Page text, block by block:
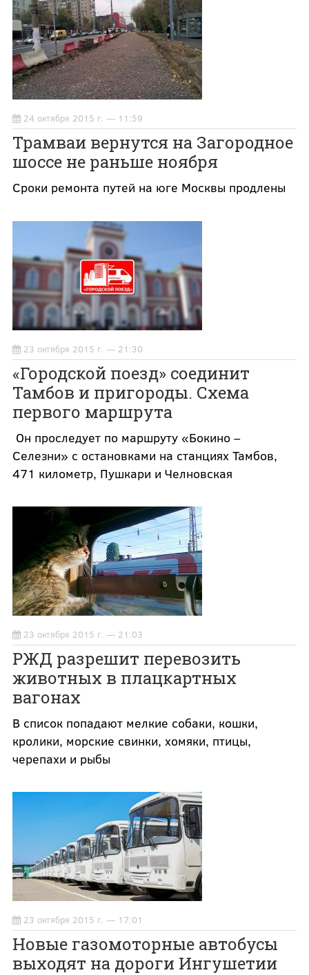
24 октября 2015 г. — 11:59
Трамваи вернутся на Загородное
шоссе не раньше ноября
Сроки ремонта путей на юге Москвы продлены
23 октября 2015 г. — 21:30
«Городской поезд» соединит
Тамбов и пригороды. Схема
первого маршрута
Он проследует по маршруту «Бокино –
Селезни» с остановками на станциях Тамбов,
471 километр, Пушкари и Челновская
23 октября 2015 г. — 21:03
РЖД разрешит перевозить
животных в плацкартных
вагонах
В список попадают мелкие собаки, кошки,
кролики, морские свинки, хомяки, птицы,
черепахи и рыбы
23 октября 2015 г. — 17:01
Новые газомоторные автобусы
выходят на дороги Ингушетии